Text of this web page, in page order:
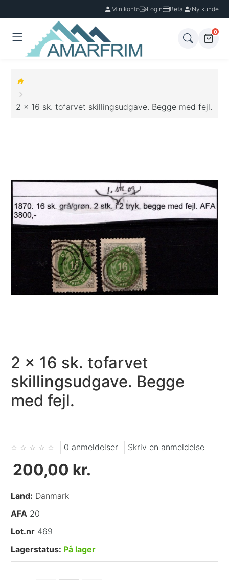
Min konto Login Betal Ny kunde
0
2 x 16 sk. tofarvet skillingsudgave. Begge med fejl.
2 x 16 sk. tofarvet
skillingsudgave. Begge
med fejl.
0 anmeldelser Skriv en anmeldelse
200,00 kr.
Land: Danmark
AFA 20
Lot.nr 469
Lagerstatus: På lager